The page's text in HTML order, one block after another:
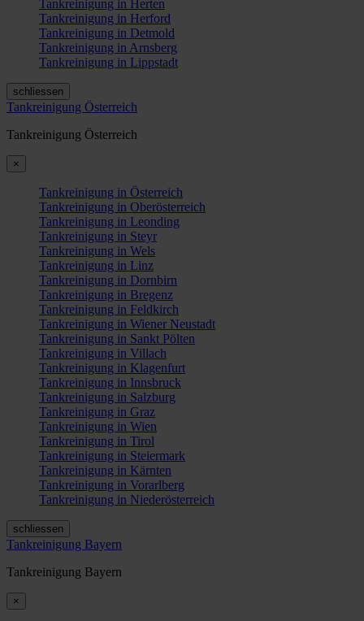
Tankreinigung in Herten
Tankreinigung in Herford
Tankreinigung in Detmold
Tankreinigung in Arnsberg
Tankreinigung in Lippstadt
schliessen
Tankreinigung Österreich
Tankreinigung Österreich
×
Tankreinigung in Österreich
Tankreinigung in Oberösterreich
Tankreinigung in Leonding
Tankreinigung in Steyr
Tankreinigung in Wels
Tankreinigung in Linz
Tankreinigung in Dornbirn
Tankreinigung in Bregenz
Tankreinigung in Feldkirch
Tankreinigung in Wiener Neustadt
Tankreinigung in Sankt Pölten
Tankreinigung in Villach
Tankreinigung in Klagenfurt
Tankreinigung in Innsbruck
Tankreinigung in Salzburg
Tankreinigung in Graz
Tankreinigung in Wien
Tankreinigung in Tirol
Tankreinigung in Steiermark
Tankreinigung in Kärnten
Tankreinigung in Vorarlberg
Tankreinigung in Niederösterreich
schliessen
Tankreinigung Bayern
Tankreinigung Bayern
×